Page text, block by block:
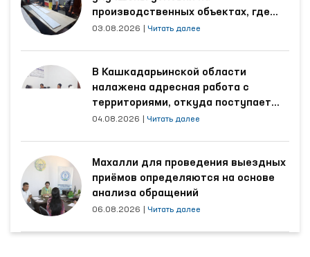
производственных объектах, где
трудятся осуждённые
03.08.2026 Читать далее
В Кашкадарьинской области
налажена адресная работа с
территориями, откуда поступает
наибольшее количество обращений
04.08.2026 Читать далее
Махалли для проведения выездных
приёмов определяются на основе
анализа обращений
06.08.2026 Читать далее